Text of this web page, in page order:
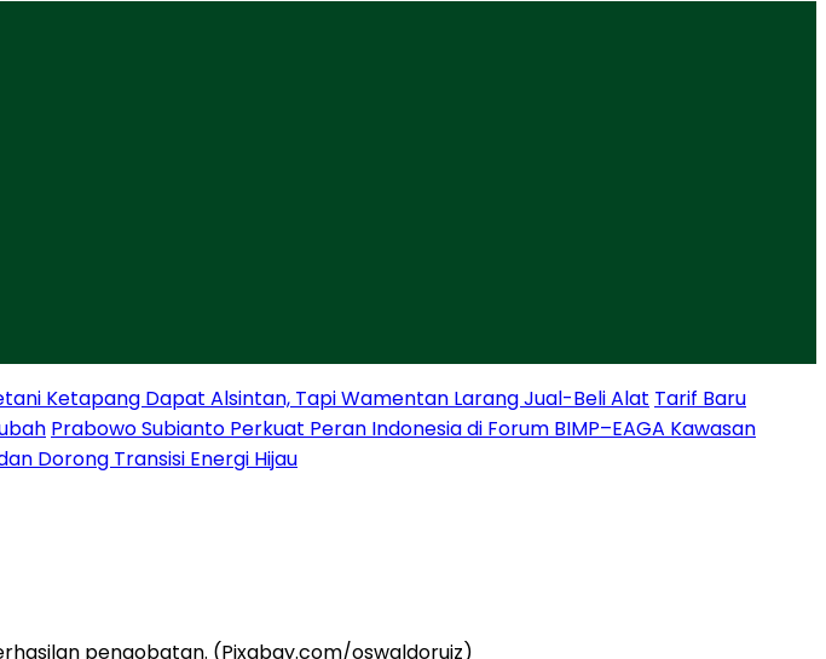
Ketapang Dapat Alsintan, Tapi Wamentan Larang Jual-Beli Alat Tarif Baru
Prabowo Subianto Perkuat Peran Indonesia di Forum BIMP–EAGA Kawasan
Dorong Transisi Energi Hijau